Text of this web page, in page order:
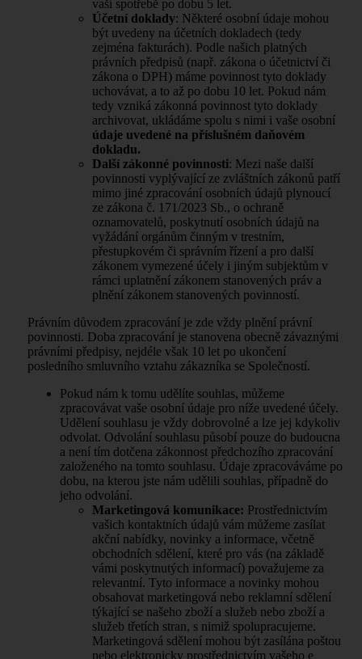
vaší spotřebě po dobu 5 let.
Účetní doklady: Některé osobní údaje mohou
být uvedeny na účetních dokladech (tedy
zejména fakturách). Podle našich platných
právních předpisů (např. zákona o účetnictví či
zákona o DPH) máme povinnost tyto doklady
uchovávat, a to až po dobu 10 let. Pokud nám
tedy vzniká zákonná povinnost tyto doklady
archivovat, ukládáme spolu s nimi i vaše osobní
údaje uvedené na příslušném daňovém
dokladu.
Další zákonné povinnosti: Mezi naše další
povinnosti vyplývající ze zvláštních zákonů patří
mimo jiné zpracování osobních údajů plynoucí
ze zákona č. 171/2023 Sb., o ochraně
oznamovatelů, poskytnutí osobních údajů na
vyžádání orgánům činným v trestním,
přestupkovém či správním řízení a pro další
zákonem vymezené účely i jiným subjektům v
rámci uplatnění zákonem stanovených práv a
plnění zákonem stanovených povinností.
Právním důvodem zpracování je zde vždy plnění právní
povinnosti. Doba zpracování je stanovena obecně závaznými
právními předpisy, nejdéle však 10 let po ukončení
posledního smluvního vztahu zákazníka se Společností.
Pokud nám k tomu udělíte souhlas, můžeme
zpracovávat vaše osobní údaje pro níže uvedené účely.
Udělení souhlasu je vždy dobrovolné a lze jej kdykoliv
odvolat. Odvolání souhlasu působí pouze do budoucna
a není tím dotčena zákonnost předchozího zpracování
založeného na tomto souhlasu. Údaje zpracováváme po
dobu, na kterou jste nám udělili souhlas, případně do
jeho odvolání.
Marketingová komunikace: Prostřednictvím
vašich kontaktních údajů vám můžeme zasílat
akční nabídky, novinky a informace, včetně
obchodních sdělení, které pro vás (na základě
vámi poskytnutých informací) považujeme za
relevantní. Tyto informace a novinky mohou
obsahovat marketingová nebo reklamní sdělení
týkající se našeho zboží a služeb nebo zboží a
služeb třetích stran, s nimiž spolupracujeme.
Marketingová sdělení mohou být zasílána poštou
nebo elektronicky prostřednictvím vašeho e